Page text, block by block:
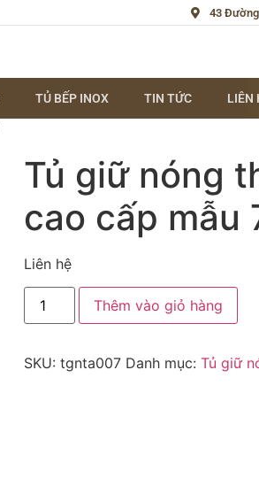
43
TỦ BẾP INOX TIN TỨC LIÊN
Tủ giữ nóng
cao cấp mẫu
Liên hệ
Thêm vào giỏ hàng
SKU: tgnta007 Danh mục: Tủ giữ